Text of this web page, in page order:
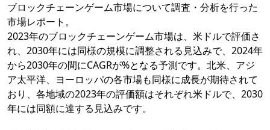
ブロックチェーンゲーム市場について調査・分析を行った
市場レポート。
2023年のブロックチェーンゲーム市場は、米ドルで評価さ
れ、2030年には同様の規模に調整される見込みで、2024年
から2030年の間にCAGRが%となる予測です。北米、アジ
ア太平洋、ヨーロッパの各市場も同様に成長が期待されて
おり、各地域の2023年の評価額はそれぞれ米ドルで、2030
年には同額に達する見込みです。